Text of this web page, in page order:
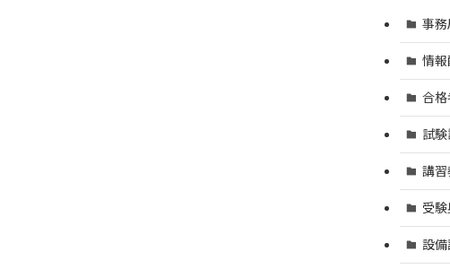
事
情
合
試
講
受
設